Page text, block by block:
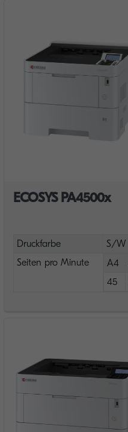
ECOSYS PA4500x
Druckfarbe
S/W
Seiten pro Minute
A4
45